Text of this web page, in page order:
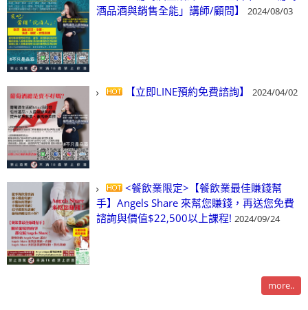
酒品酒與銷售全能」講師/顧問】
2024/08/03
【立即LINE預約免費諮詢】 2024/04/02
<餐飲業限定>【餐飲業最佳賺錢幫
手】Angels Share 來幫您賺錢，再送您免費
諮詢與價值$22,500以上課程! 2024/09/24
more..